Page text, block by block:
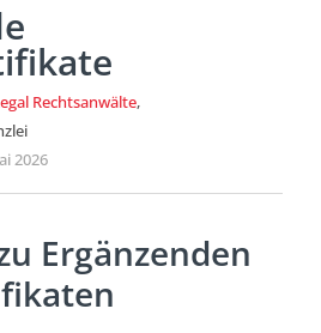
Rechtsanwälte,
2026
Ergänzenden